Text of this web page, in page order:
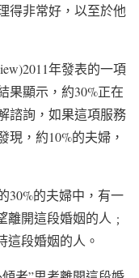
得非常好，以至於他
年發表的一項
果顯示，約30%正在
諮詢，如果這項服務
，約10%的夫婦，
30%的夫婦中，有一
離開這段婚姻的人﹔
這段婚姻的人。